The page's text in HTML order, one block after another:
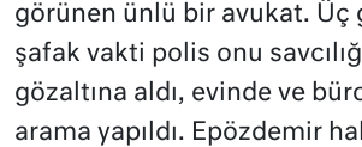
görünen ünlü bir avukat. Üç
şafak vakti polis onu
gözaltına aldı, evinde ve
arama yapıldı. Epözdemir